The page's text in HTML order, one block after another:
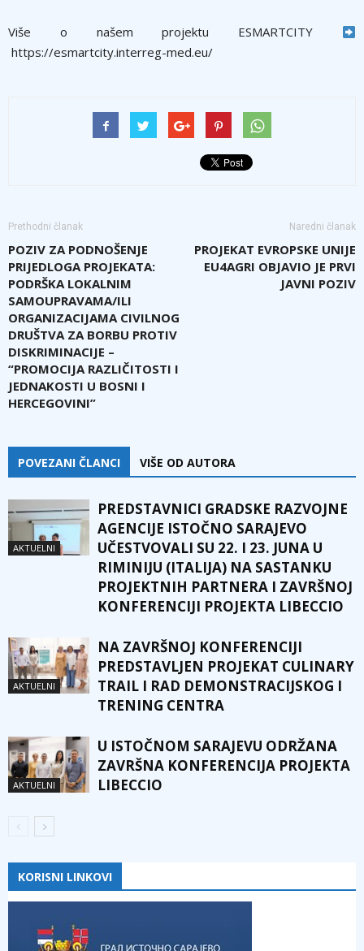
Više o našem projektu ESMARTCITY
https://esmartcity.interreg-med.eu/
Prethodni članak
POZIV ZA PODNOŠENJE
PRIJEDLOGA PROJEKATA:
PODRŠKA LOKALNIM
SAMOUPRAVAMA/ILI
ORGANIZACIJAMA CIVILNOG
DRUŠTVA ZA BORBU PROTIV
DISKRIMINACIJE –
“PROMOCIJA RAZLIČITOSTI I
JEDNAKOSTI U BOSNI I
HERCEGOVINI”
Naredni članak
PROJEKAT EVROPSKE UNIJE
EU4AGRI OBJAVIO JE PRVI
JAVNI POZIV
POVEZANI ČLANCI VIŠE OD AUTORA
AKTUELNI
PREDSTAVNICI GRADSKE RAZVOJNE
AGENCIJE ISTOČNO SARAJEVO
UČESTVOVALI SU 22. I 23. JUNA U
RIMINIJU (ITALIJA) NA SASTANKU
PROJEKTNIH PARTNERA I ZAVRŠNOJ
KONFERENCIJI PROJEKTA LIBECCIO
AKTUELNI
NA ZAVRŠNOJ KONFERENCIJI
PREDSTAVLJEN PROJEKAT CULINARY
TRAIL I RAD DEMONSTRACIJSKOG I
TRENING CENTRA
AKTUELNI
U ISTOČNOM SARAJEVU ODRŽANA
ZAVRŠNA KONFERENCIJA PROJEKTA
LIBECCIO
KORISNI LINKOVI